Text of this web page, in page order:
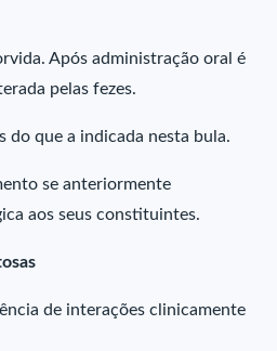
Após administração oral é
pelas fezes.
do que a indicada nesta bula.
se anteriormente
aos seus constituintes.
de interações clinicamente